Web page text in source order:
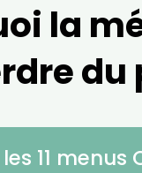
la
du
11 menus